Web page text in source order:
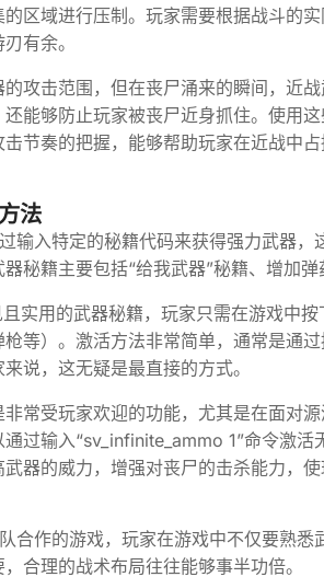
区域进行压制。玩家需要根据战斗的
有余。
攻击范围，但在丧尸涌来的瞬间，近
能够防止玩家被丧尸近身抓住。使用
节奏的把握，能够帮助玩家在近战中占
法
输入特定的秘籍代码来获得强力武器
秘籍主要包括“给我武器”秘籍、增加弹
实用的武器秘籍，玩家只需在游戏中
等）。激活方法非常简单，通常是通
说，这无疑是最直接的方式。
常受玩家欢迎的功能，尤其是在面对
过输入“sv_infinite_ammo 1”命令激
器的威力，增强对丧尸的击杀能力，使
合作的游戏，玩家在游戏中不仅要熟
合理的战术布局往往能够事半功倍。